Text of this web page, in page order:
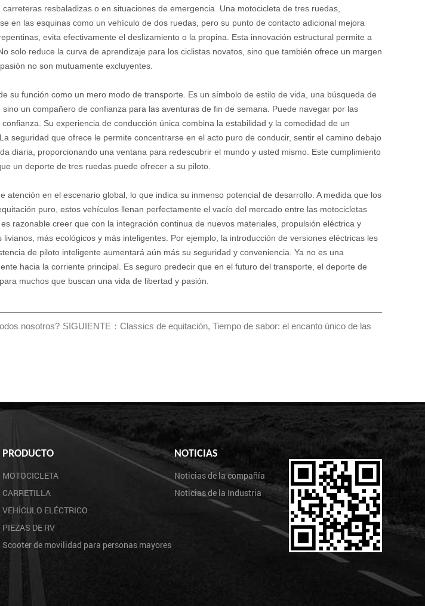
resbaladizas o en situaciones de emergencia. Una motocicleta de tres ruedas,
en las esquinas como un vehículo de dos ruedas, pero su punto de contacto adicional mejora
evita efectivamente el deslizamiento o la propina. Esta innovación estructural permite a
solo reduce la curva de aprendizaje para los ciclistas novatos, sino que también ofrece un margen
no son mutuamente excluyentes.
su función como un mero modo de transporte. Es un símbolo de estilo de vida, una búsqueda de
un compañero de confianza para las aventuras de fin de semana. Puede navegar por las
Su experiencia de conducción única combina la estabilidad y la comodidad de un
seguridad que ofrece le permite concentrarse en el acto puro de conducir, sentir el camino debajo
diaria, proporcionando una ventana para redescubrir el mundo y usted mismo. Este cumplimiento
un deporte de tres ruedas puede ofrecer a su piloto.
en el escenario global, lo que indica su inmenso potencial de desarrollo. A medida que los
puro, estos vehículos llenan perfectamente el vacío del mercado entre las motocicletas
razonable creer que con la integración continua de nuevos materiales, propulsión eléctrica y
más ecológicos y más inteligentes. Por ejemplo, la introducción de versiones eléctricas les
de piloto inteligente aumentará aún más su seguridad y conveniencia. Ya no es una
hacia la corriente principal. Es seguro predecir que en el futuro del transporte, el deporte de
muchos que buscan una vida de libertad y pasión.
nosotros? SIGUIENTE：Classics de equitación, Tiempo de sabor: el encanto único de las
PRODUCTO
MOTOCICLETA
CARRETILLA
VEHÍCULO ELÉCTRICO
PIEZAS DE RV
Scooter de movilidad para personas mayores
NOTICIAS
Noticias de la compañía
Noticias de la Industria